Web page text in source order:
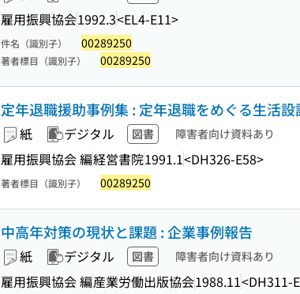
雇用振興協会1992.3<EL4-E11>
件名（識別子） 00289250
著者標目（識別子） 00289250
定年退職援助事例集 : 定年退職をめぐる生活
紙 デジタル 図書 障害者向け資料あり
雇用振興協会 編経営書院1991.1<DH326-E58>
著者標目（識別子） 00289250
中高年対策の現状と課題 : 企業事例報告
紙 デジタル 図書 障害者向け資料あり
雇用振興協会 編産業労働出版協会1988.11<DH311-